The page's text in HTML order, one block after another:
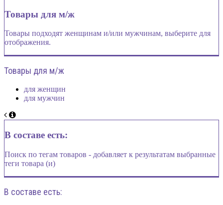
Товары для м/ж
Товары подходят женщинам и/или мужчинам, выберите для
отображения.
Товары для м/ж
для женщин
для мужчин
В составе есть:
Поиск по тегам товаров - добавляет к результатам выбранные
теги товара (и)
В составе есть: